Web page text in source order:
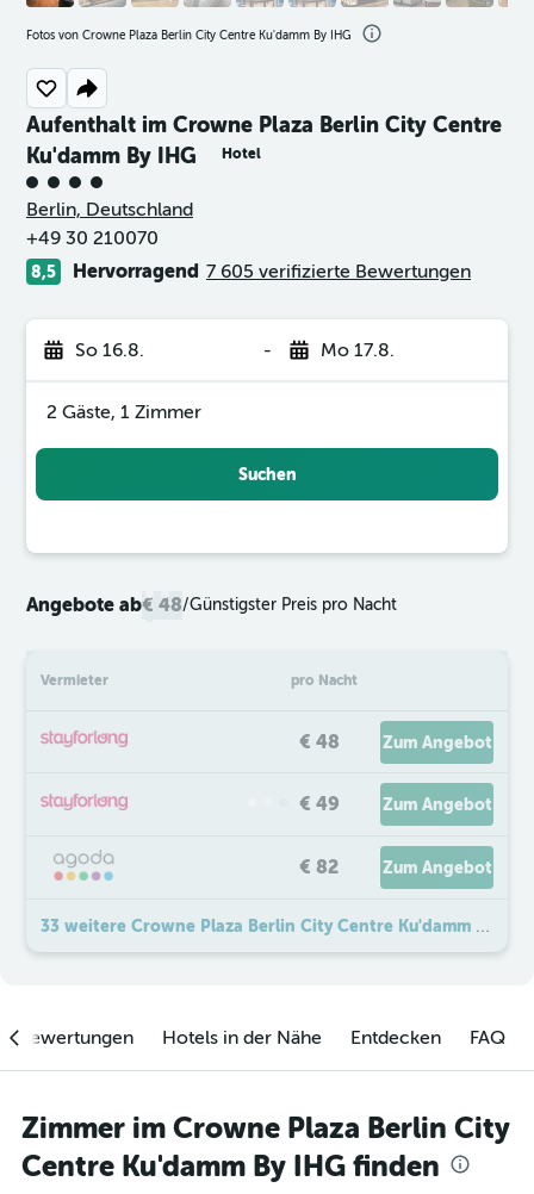
Aufenthalt im Crowne Plaza Berlin City Centre
Ku'damm By IHG
Hotel
Bewertungskategorie 4
Berlin, Deutschland
+49 30 210070
8,5 Hervorragend 7 605 verifizierte Bewertungen
So 16.8. - Mo 17.8.
2 Gäste, 1 Zimmer
Suchen
Angebote ab€ 48/Günstigster Preis pro Nacht
Vermieter pro Nacht
€ 48 Zum Angebot
€ 49 Zum Angebot
€ 82 Zum Angebot
33 weitere Crowne Plaza Berlin City Centre Ku'damm By IHG Angebote
Fotos von Crowne Plaza Berlin City Centre Ku'damm By IHG
Hotels in der Nähe Entdecken FAQ
Zimmer im Crowne Plaza Berlin City
Centre Ku'damm By IHG finden